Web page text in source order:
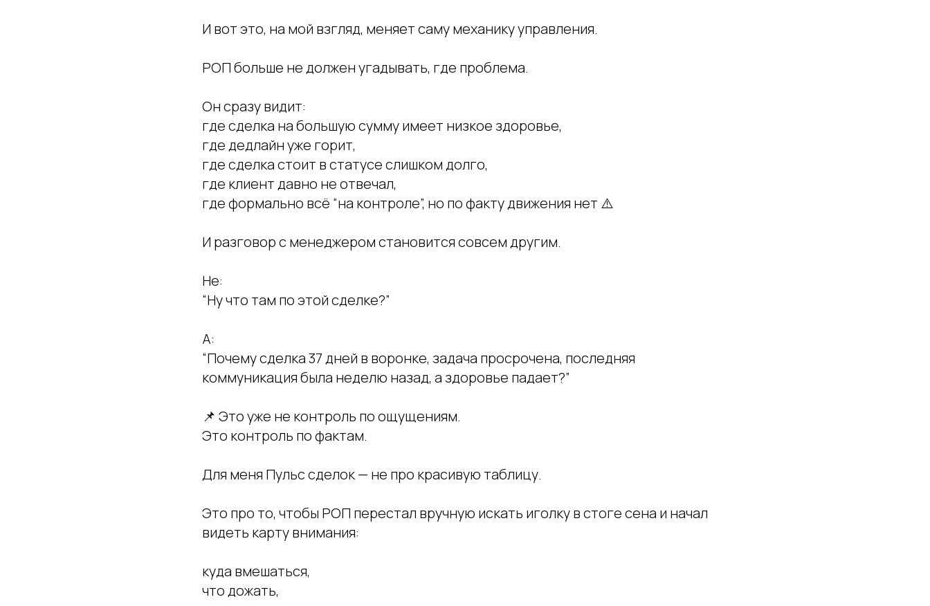
И вот это, на мой взгляд, меняет саму механику управления.
РОП больше не должен угадывать, где проблема.
Он сразу видит:
где сделка на большую сумму имеет низкое здоровье,
где дедлайн уже горит,
где сделка стоит в статусе слишком долго,
где клиент давно не отвечал,
где формально всё “на контроле”, но по факту движения нет ⚠️
И разговор с менеджером становится совсем другим.
Не:
“Ну что там по этой сделке?”
А:
“Почему сделка 37 дней в воронке, задача просрочена, последняя
коммуникация была неделю назад, а здоровье падает?”
📌 Это уже не контроль по ощущениям.
Это контроль по фактам.
Для меня Пульс сделок — не про красивую таблицу.
Это про то, чтобы РОП перестал вручную искать иголку в стоге сена и начал
видеть карту внимания:
куда вмешаться,
что дожать,